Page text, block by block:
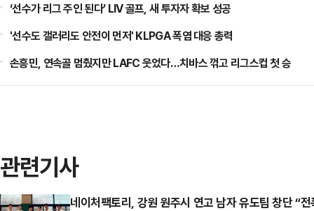
‘선수가 리그 주인 된다’ LIV 골프, 새 투자자 확보 성공
'선수도 갤러리도 안전이 먼저' KLPGA 폭염 대응 총력
손흥민, 연속골 멈췄지만 LAFC 웃었다…치바스 꺾고 리그스컵 첫 승
관련기사
네이처팩토리, 강원 원주시 연고 남자 유도팀 창단 “